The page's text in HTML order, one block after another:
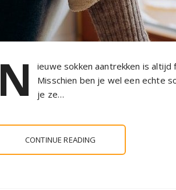
N
ieuwe sokken aantrekken is
Misschien ben je wel een echte
je ze…
CONTINUE READING